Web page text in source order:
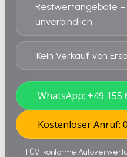
Restwertangebote
unverbindlich
Kein Verkauf von
WhatsApp: +49 155
Kostenloser Anruf:
TÜV-konforme